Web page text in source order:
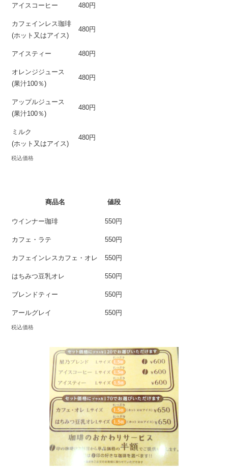
アイスコーヒー 480円
カフェインレス珈琲
(ホット又はアイス)
480円
アイスティー 480円
オレンジジュース
(果汁100％)
480円
アップルジュース
(果汁100％)
480円
ミルク
(ホット又はアイス)
480円
税込価格
商品名 値段
ウインナー珈琲 550円
カフェ・ラテ 550円
カフェインレスカフェ・オレ 550円
はちみつ豆乳オレ 550円
ブレンドティー 550円
アールグレイ 550円
税込価格